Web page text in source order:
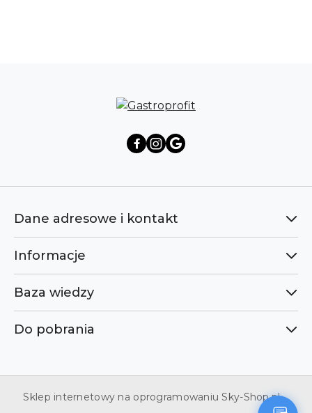
Dane adresowe i kontakt
Informacje
Baza wiedzy
Do pobrania
Sklep internetowy na oprogramowaniu Sky-Shop.pl